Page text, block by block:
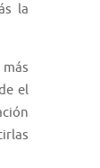
la
el